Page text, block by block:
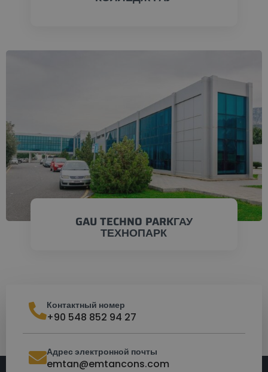
GAU TECHNO PARKГАУ
ТЕХНОПАРК
ПРОВЕРИТЬ СЕЙЧАС
Контактный номер
+90 548 852 94 27
Адрес электронной почты
emtan@emtancons.com